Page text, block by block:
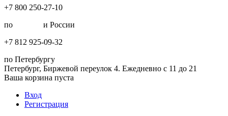
+7 800 250-27-10
по
и России
+7 812 925-09-32
по Петербургу
Петербург, Биржевой переулок 4. Ежедневно с 11 до 21
Ваша корзина пуста
Вход
Регистрация